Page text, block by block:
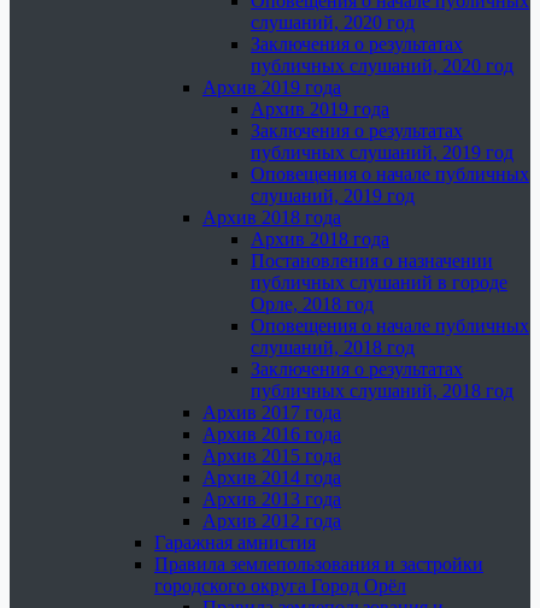
слушаний, 2020 год
Заключения о результатах
публичных слушаний, 2020 год
Архив 2019 года
Архив 2019 года
Заключения о результатах
публичных слушаний, 2019 год
Оповещения о начале публичных
слушаний, 2019 год
Архив 2018 года
Архив 2018 года
Постановления о назначении
публичных слушаний в городе
Орле, 2018 год
Оповещения о начале публичных
слушаний, 2018 год
Заключения о результатах
публичных слушаний, 2018 год
Архив 2017 года
Архив 2016 года
Архив 2015 года
Архив 2014 года
Архив 2013 года
Архив 2012 года
Гаражная амнистия
Правила землепользования и застройки
городского округа Город Орёл